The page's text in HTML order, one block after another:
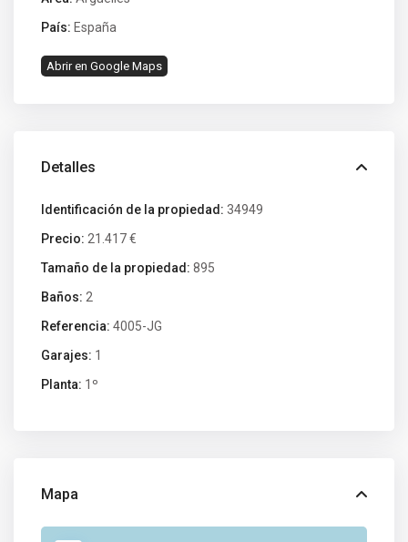
País: España
Abrir en Google Maps
Detalles
Identificación de la propiedad: 34949
Precio: 21.417 €
Tamaño de la propiedad: 895
Baños: 2
Referencia: 4005-JG
Garajes: 1
Planta: 1º
Mapa